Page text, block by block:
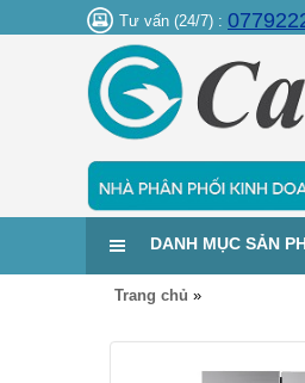
Tư vấn (24/7) :
DANH MỤC SẢN
Trang chủ »